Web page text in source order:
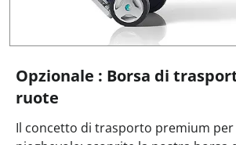
Opzionale : Borsa di
ruote
Il concetto di trasporto premium per